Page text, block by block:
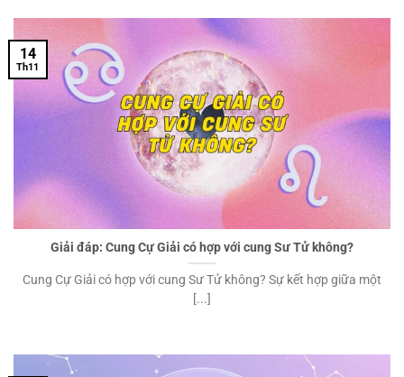
Giải đáp: Cung Cự Giải có hợp với cung Sư Tử không?
Cung Cự Giải có hợp với cung Sư Tử không? Sự kết hợp giữa một
[...]
14
Th11